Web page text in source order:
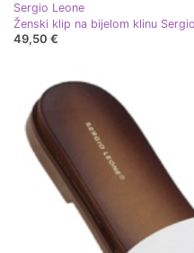
Sergio Leone
Ženski klip na bijelom klinu
49,50 €